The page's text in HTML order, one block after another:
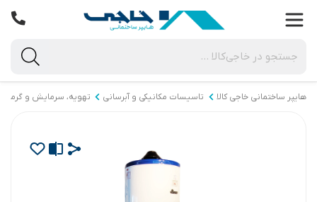
هایپر ساختمانی خاجی‌ کالا تاسیسات مکانیکی و آبرسانی تهویه، سرمایش و